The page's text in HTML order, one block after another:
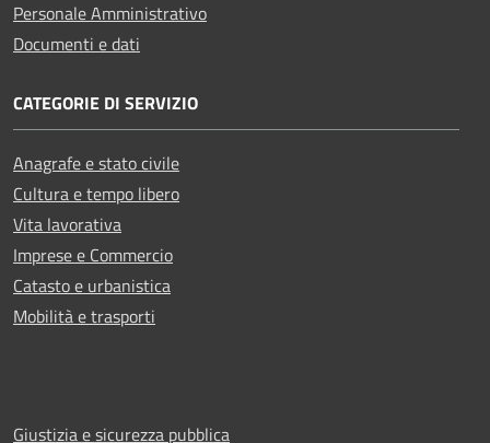
Personale Amministrativo
Documenti e dati
CATEGORIE DI SERVIZIO
Anagrafe e stato civile
Cultura e tempo libero
Vita lavorativa
Imprese e Commercio
Catasto e urbanistica
Mobilità e trasporti
Giustizia e sicurezza pubblica